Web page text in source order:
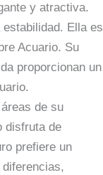
y atractiva.
Ella es
Acuario. Su
proporcionan un
de su
disfruta de
prefiere un